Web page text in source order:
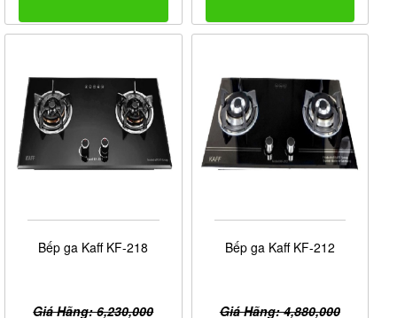
Bếp ga Kaff KF-218
Giá Hãng: 6,230,000
Bếp ga Kaff KF-212
Giá Hãng: 4,880,000